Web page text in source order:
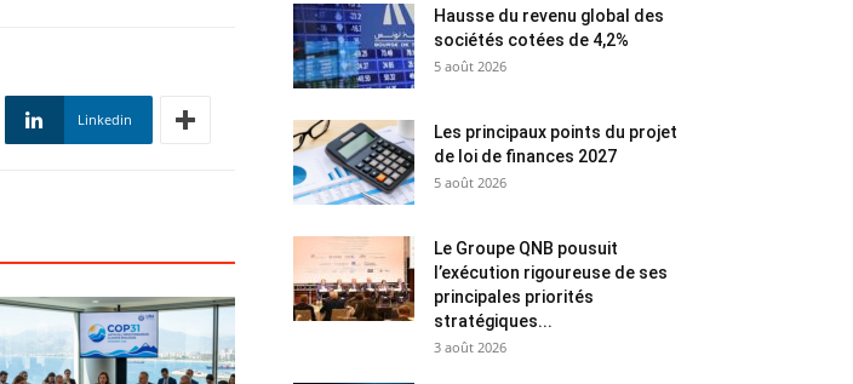
Linkedin
Hausse du revenu global des
sociétés cotées de 4,2%
5 août 2026
Les principaux points du projet
de loi de finances 2027
5 août 2026
Le Groupe QNB pousuit
l’exécution rigoureuse de ses
principales priorités
stratégiques...
3 août 2026